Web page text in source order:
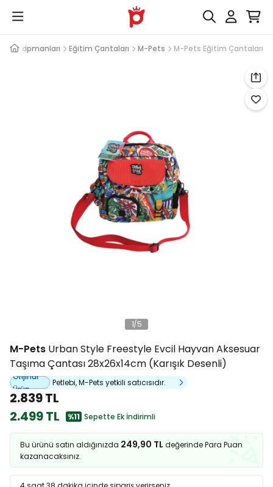
ve Ekipmanları Eğitim Çantaları M-Pets M-Pets Eğitim Çantaları
1/5
M-Pets Urban Style Freestyle Evcil Hayvan Aksesuar
Taşıma Çantası 28x26x14cm (Karışık Desenli)
Orijinal
Ürün
Petlebi, M-Pets yetkili satıcısıdır.
2.839 TL
2.499 TL
%11 Sepette Ek İndirimli
Bu ürünü satın aldığınızda 249,90 TL değerinde Para Puan
kazanacaksınız.